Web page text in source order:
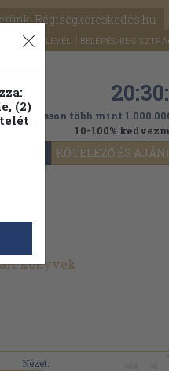
Régiségkereskedés.hu
HÍRLEVÉL BELÉPÉS/
KÖTELEZŐ ÉS
Válogasson több mint
10-100%
könyvek
Nézet:
(2)